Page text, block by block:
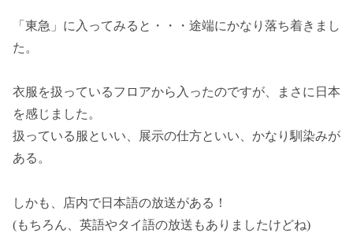
「東急」に入ってみると・・・途端にかなり落ち着きまし
た。
衣服を扱っているフロアから入ったのですが、まさに日本
を感じました。
扱っている服といい、展示の仕方といい、かなり馴染みが
ある。
しかも、店内で日本語の放送がある！
(もちろん、英語やタイ語の放送もありましたけどね)